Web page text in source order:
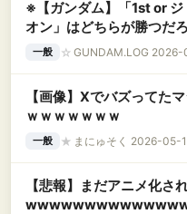
※【ガンダム】「1st or
オン」はどちらが勝つだ
一般 ☆ GUNDAM.LOG 2026-
【画像】Xでバズってた
ｗｗｗｗｗｗｗ
一般 ★ まにゅそく 2026-05-
【悲報】まだアニメ化さ